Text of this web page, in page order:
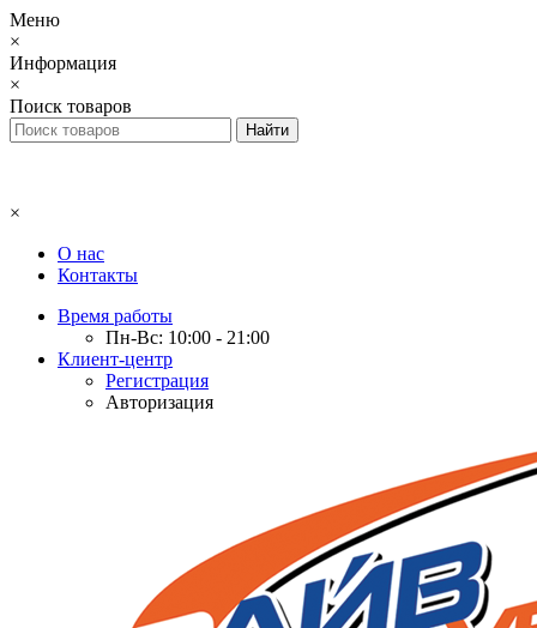
Меню
×
Информация
×
Поиск товаров
×
О нас
Контакты
Время работы
Пн-Вс: 10:00 - 21:00
Клиент-центр
Регистрация
Авторизация